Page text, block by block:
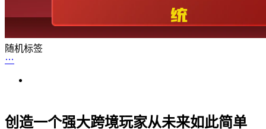
随机标签
创造一个强大跨境玩家从未来如此简单